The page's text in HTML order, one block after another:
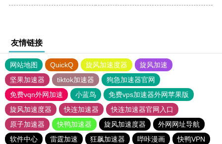
友情链接
网站地图 QuickQ 旋风加速度器
旋风加速
坚果加速器
tiktok加速器
狗急加速器官网
免费vqn外网加速
小蓝鸟
免费vps加速器外网苹果版
旋风加速度器
快连加速器
快连加速器官网入口
原子加速器
快鸭加速器 旋风加速度器
外网网址导航
软件中心
雷霆加速 狂飙加速器 哔咔漫画
快鸭VPN